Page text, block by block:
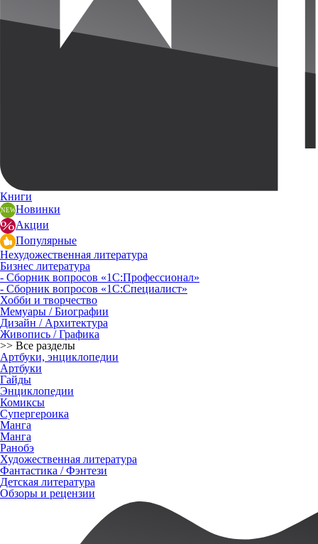
Книги
Новинки
Акции
Популярные
Нехудожественная литература
Бизнес литература
- Сборник вопросов «1С:Профессионал»
- Сборник вопросов «1С:Специалист»
Хобби и творчество
Мемуары / Биографии
Дизайн / Архитектура
Живопись / Графика
>> Все разделы
Артбуки, энциклопедии
Артбуки
Гайды
Энциклопедии
Комиксы
Супергероика
Манга
Манга
Ранобэ
Художественная литература
Фантастика / Фэнтези
Детская литература
Обзоры и рецензии